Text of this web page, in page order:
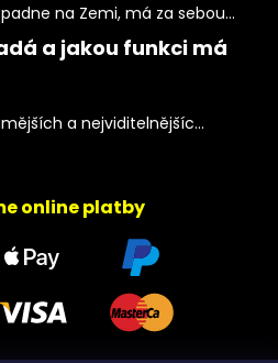
na Zemi, má za sebou...
a jakou funkci má
a nejviditelnějšíc...
online platby